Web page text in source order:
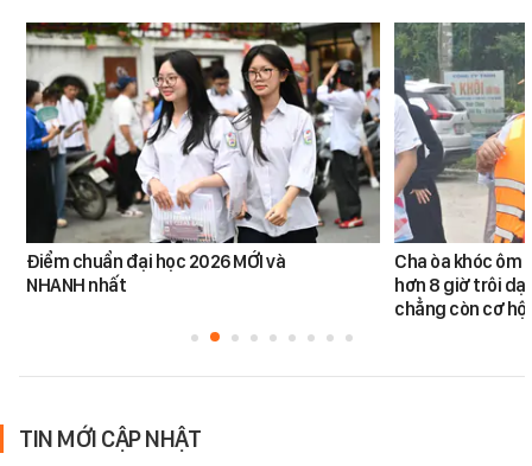
Điểm chuẩn đại học 2026 MỚI và
NHANH nhất
Cha òa khóc ôm
hơn 8 giờ trôi
chẳng còn cơ
TIN MỚI CẬP NHẬT